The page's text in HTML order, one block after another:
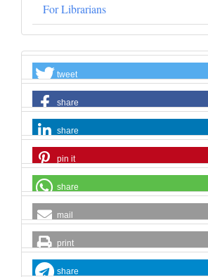
For Librarians
tweet
share
share
pin it
share
mail
print
share